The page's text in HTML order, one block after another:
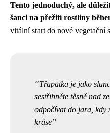
Tento jednoduchý, ale
šanci na přežití rostliny
vitální start do nové vegetační
Třapatka je jako
sestřihněte těsně nad
odpočívat do jara, kdy
kráse